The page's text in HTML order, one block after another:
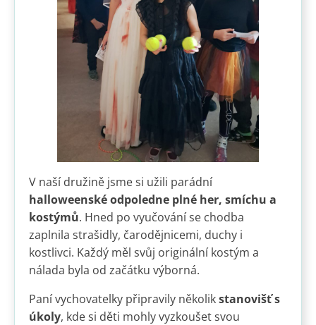
V naší družině jsme si užili parádní
halloweenské odpoledne plné her, smíchu a
kostýmů. Hned po vyučování se chodba
zaplnila strašidly, čarodějnicemi, duchy i
kostlivci. Každý měl svůj originální kostým a
nálada byla od začátku výborná.
Paní vychovatelky připravily několikstanovišť s
úkoly, kde si děti mohly vyzkoušet svou